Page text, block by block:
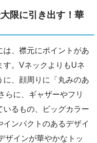
限に引き出す！華
は、襟元にポイントがあ
す。VネックよりもUネ
に、顔周りに「丸みのあ
らに、ギャザーやフリ
いるもの、ビッグカラー
ンパクトのあるデザイ
ザインが華やかなトッ